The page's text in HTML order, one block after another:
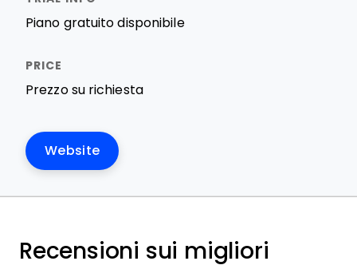
Piano gratuito disponibile
Prezzo su richiesta
Website
Recensioni sui migliori